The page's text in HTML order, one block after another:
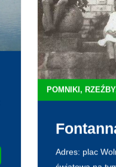
POMNIKI,
Adres: plac